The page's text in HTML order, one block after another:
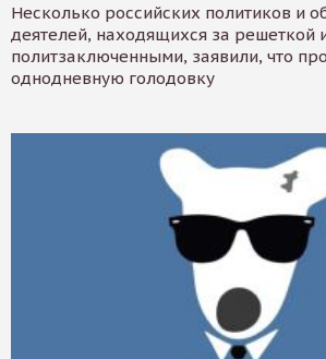
Несколько российских политиков и
деятелей, находящихся за решеткой
политзаключенными, заявили, что
однодневную голодовку